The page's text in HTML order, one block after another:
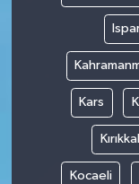
Kars
Kocaeli